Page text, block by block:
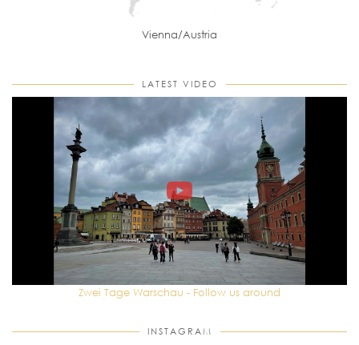
Vienna/Austria
LATEST VIDEO
Zwei Tage Warschau - Follow us around
INSTAGRAM